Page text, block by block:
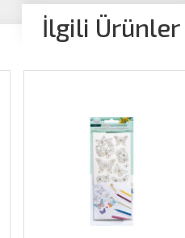
İlgili Ürünler